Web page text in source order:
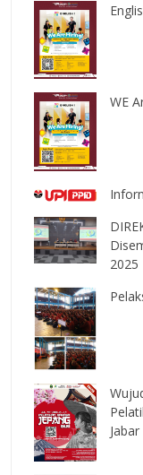
WE
2025
Jabar